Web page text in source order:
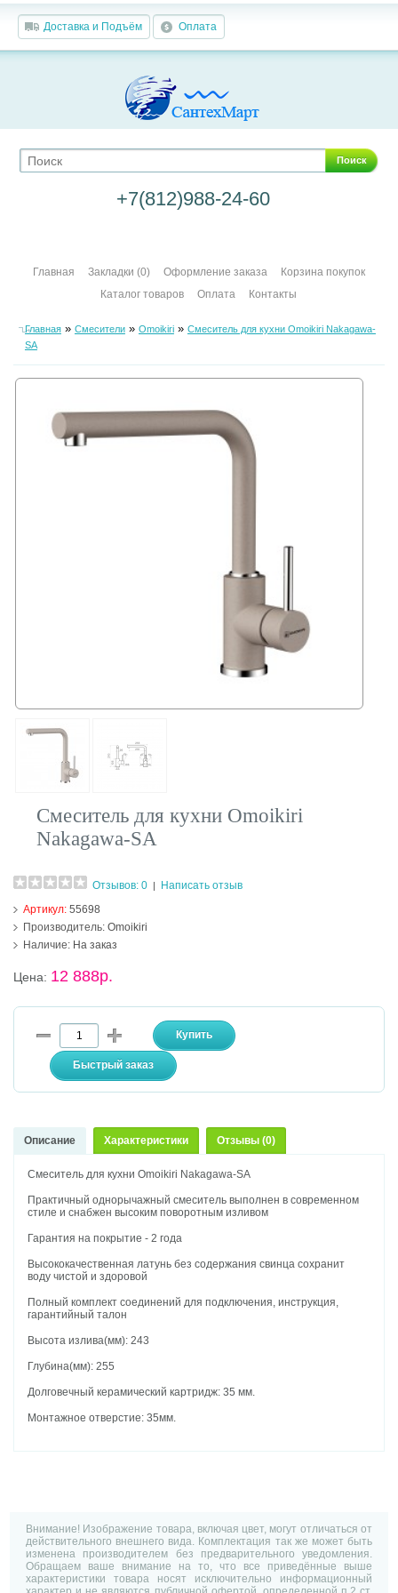
Доставка и Подъём Оплата
Поиск
+7(812)988-24-60
Главная Закладки (0) Оформление заказа
Корзина покупок
Каталог товаров
Оплата Контакты
Главная» Смесители» Omoikiri» Смеситель для кухни Omoikiri Nakagawa-
SA
Смеситель для кухни Omoikiri
Nakagawa-SA
Отзывов: 0
Написать отзыв
Артикул:55698
Производитель: Omoikiri
Наличие: На заказ
Цена: 12 888р.
Описание Характеристики Отзывы (0)
Смеситель для кухни Omoikiri Nakagawa-SA
Практичный однорычажный смеситель выполнен в современном
стиле и снабжен высоким поворотным изливом
Гарантия на покрытие - 2 года
Высококачественная латунь без содержания свинца сохранит
воду чистой и здоровой
Полный комплект соединений для подключения, инструкция,
гарантийный талон
Высота излива(мм): 243
Глубина(мм): 255
Долговечный керамический картридж: 35 мм.
Монтажное отверстие: 35мм.
Внимание! Изображение товара, включая цвет, могут отличаться от
действительного внешнего вида. Комплектация так же может быть
изменена производителем без предварительного уведомления.
Обращаем ваше внимание на то, что все приведённые выше
характеристики товара носят исключительно информационный